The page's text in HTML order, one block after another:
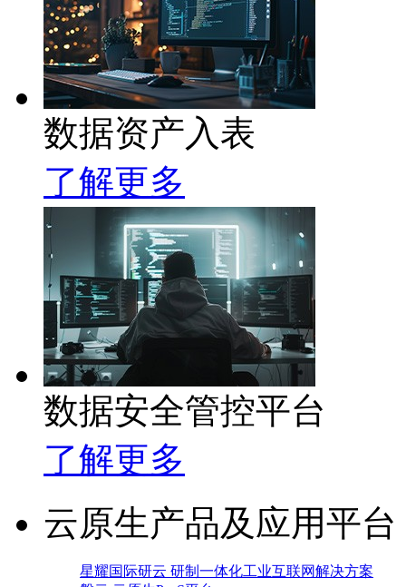
数据资产入表
了解更多
数据安全管控平台
了解更多
云原生产品及应用平台
星耀国际研云 研制一体化工业互联网解决方案